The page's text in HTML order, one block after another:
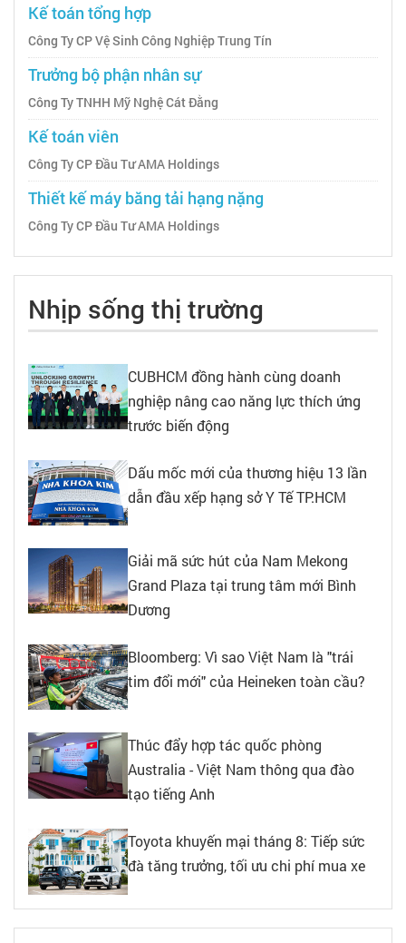
Kế toán tổng hợp
Công Ty CP Vệ Sinh Công Nghiệp Trung Tín
Trưởng bộ phận nhân sự
Công Ty TNHH Mỹ Nghệ Cát Đằng
Kế toán viên
Công Ty CP Đầu Tư AMA Holdings
Thiết kế máy băng tải hạng nặng
Công Ty CP Đầu Tư AMA Holdings
Nhịp sống thị trường
CUBHCM đồng hành cùng doanh
nghiệp nâng cao năng lực thích ứng
trước biến động
Dấu mốc mới của thương hiệu 13 lần
dẫn đầu xếp hạng sở Y Tế TP.HCM
Giải mã sức hút của Nam Mekong
Grand Plaza tại trung tâm mới Bình
Dương
Bloomberg: Vì sao Việt Nam là "trái
tim đổi mới" của Heineken toàn cầu?
Thúc đẩy hợp tác quốc phòng
Australia - Việt Nam thông qua đào
tạo tiếng Anh
Toyota khuyến mại tháng 8: Tiếp sức
đà tăng trưởng, tối ưu chi phí mua xe